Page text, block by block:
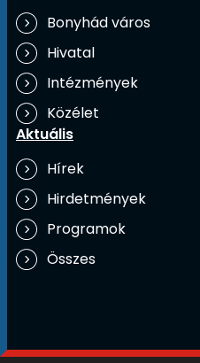
Bonyhád város
Hivatal
Intézmények
Közélet
Aktuális
Hírek
Hirdetmények
Programok
Összes